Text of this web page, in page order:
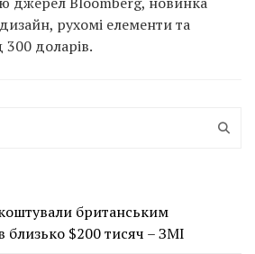
рухомі елементи та
доларів.
британським
близько $200 тисяч – ЗМІ